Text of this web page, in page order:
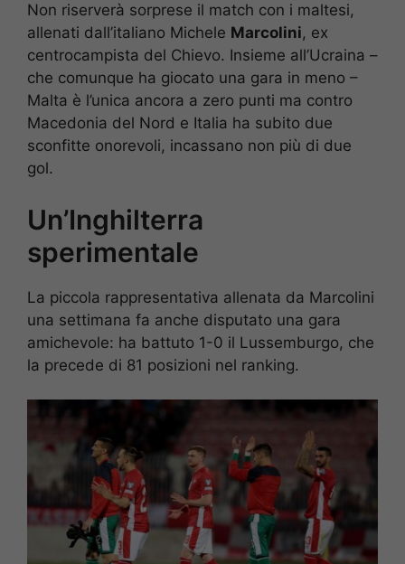
Non riserverà sorprese il match con i maltesi,
allenati dall’italiano Michele Marcolini, ex
centrocampista del Chievo. Insieme all’Ucraina –
che comunque ha giocato una gara in meno –
Malta è l’unica ancora a zero punti ma contro
Macedonia del Nord e Italia ha subito due
sconfitte onorevoli, incassano non più di due
gol.
Un’Inghilterra
sperimentale
La piccola rappresentativa allenata da Marcolini
una settimana fa anche disputato una gara
amichevole: ha battuto 1-0 il Lussemburgo, che
la precede di 81 posizioni nel ranking.